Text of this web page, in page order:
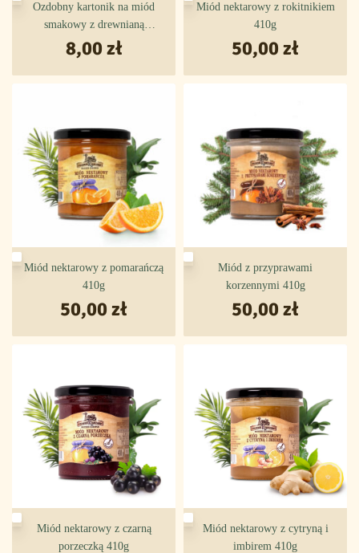
Ozdobny kartonik na miód
smakowy z drewnianą
łyżeczką
8,00 zł
Miód nektarowy z rokitnikiem
410g
50,00 zł
Miód nektarowy z pomarańczą
410g
50,00 zł
Miód z przyprawami
korzennymi 410g
50,00 zł
Miód nektarowy z czarną
porzeczką 410g
Miód nektarowy z cytryną i
imbirem 410g